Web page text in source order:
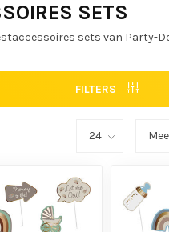
SETS
sets van Party-
FILTERS